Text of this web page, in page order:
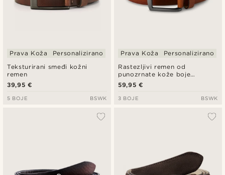
Teksturirani smeđi kožni
remen
Prava Koža Personalizirano
39,95 €
5 BOJE BSWK
Rastezljivi remen od
punozrnate kože boje
konjaka
Prava Koža Personalizirano
59,95 €
3 BOJE BSWK